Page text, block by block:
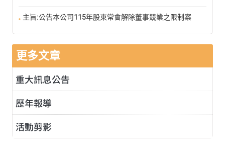
主旨:公告本公司115年股東常會解除董事競業之限制案
更多文章
重大訊息公告
歷年報導
活動剪影